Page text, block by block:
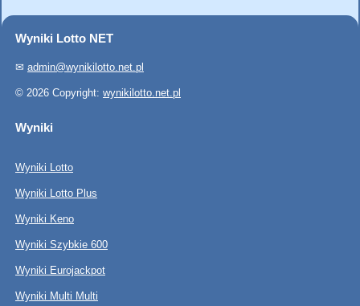
Wyniki Lotto NET
✉ admin@wynikilotto.net.pl
© 2026 Copyright: wynikilotto.net.pl
Wyniki
Wyniki Lotto
Wyniki Lotto Plus
Wyniki Keno
Wyniki Szybkie 600
Wyniki Eurojackpot
Wyniki Multi Multi